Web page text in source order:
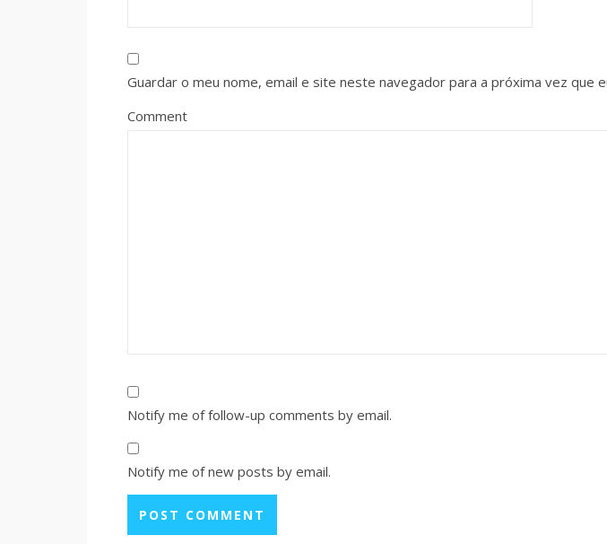
Guardar o meu nome, email e site neste navegador para a próxima vez que
Comment
Notify me of follow-up comments by email.
Notify me of new posts by email.